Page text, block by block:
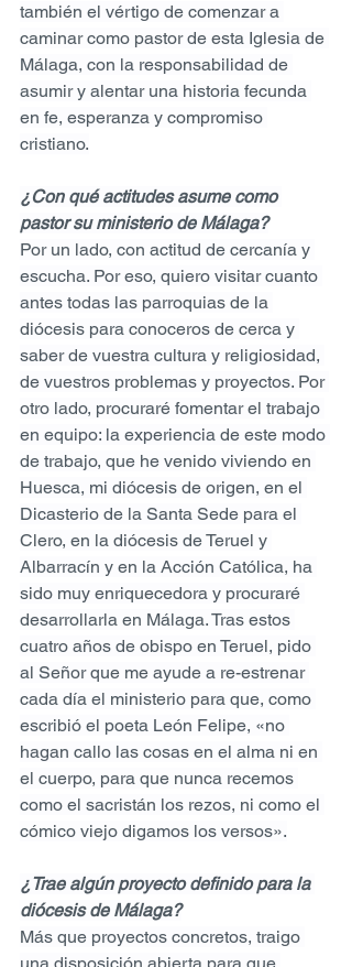
también el vértigo de comenzar a
caminar como pastor de esta Iglesia de
Málaga, con la responsabilidad de
asumir y alentar una historia fecunda
en fe, esperanza y compromiso
cristiano.
¿Con qué actitudes asume como
pastor su ministerio de Málaga?
Por un lado, con actitud de cercanía y
escucha. Por eso, quiero visitar cuanto
antes todas las parroquias de la
diócesis para conoceros de cerca y
saber de vuestra cultura y religiosidad,
de vuestros problemas y proyectos. Por
otro lado, procuraré fomentar el trabajo
en equipo: la experiencia de este modo
de trabajo, que he venido viviendo en
Huesca, mi diócesis de origen, en el
Dicasterio de la Santa Sede para el
Clero, en la diócesis de Teruel y
Albarracín y en la Acción Católica, ha
sido muy enriquecedora y procuraré
desarrollarla en Málaga. Tras estos
cuatro años de obispo en Teruel, pido
al Señor que me ayude a re-estrenar
cada día el ministerio para que, como
escribió el poeta León Felipe, «no
hagan callo las cosas en el alma ni en
el cuerpo, para que nunca recemos
como el sacristán los rezos, ni como el
cómico viejo digamos los versos».
¿Trae algún proyecto definido para la
diócesis de Málaga?
Más que proyectos concretos, traigo